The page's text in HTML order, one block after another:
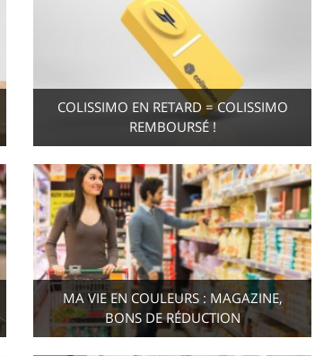
COLISSIMO EN RETARD = COLISSIMO
REMBOURSÉ !
MA VIE EN COULEURS : MAGAZINE,
BONS DE RÉDUCTION